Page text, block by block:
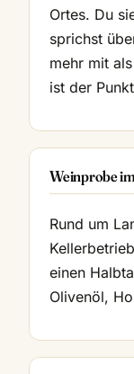
Ortes. Du
sprichst
mehr mit
ist der
Weinprobe
Rund um
einen
Olivenöl,